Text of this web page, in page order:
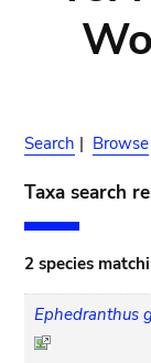
Search | Browse
Taxa search
2 species
Ephedranthus